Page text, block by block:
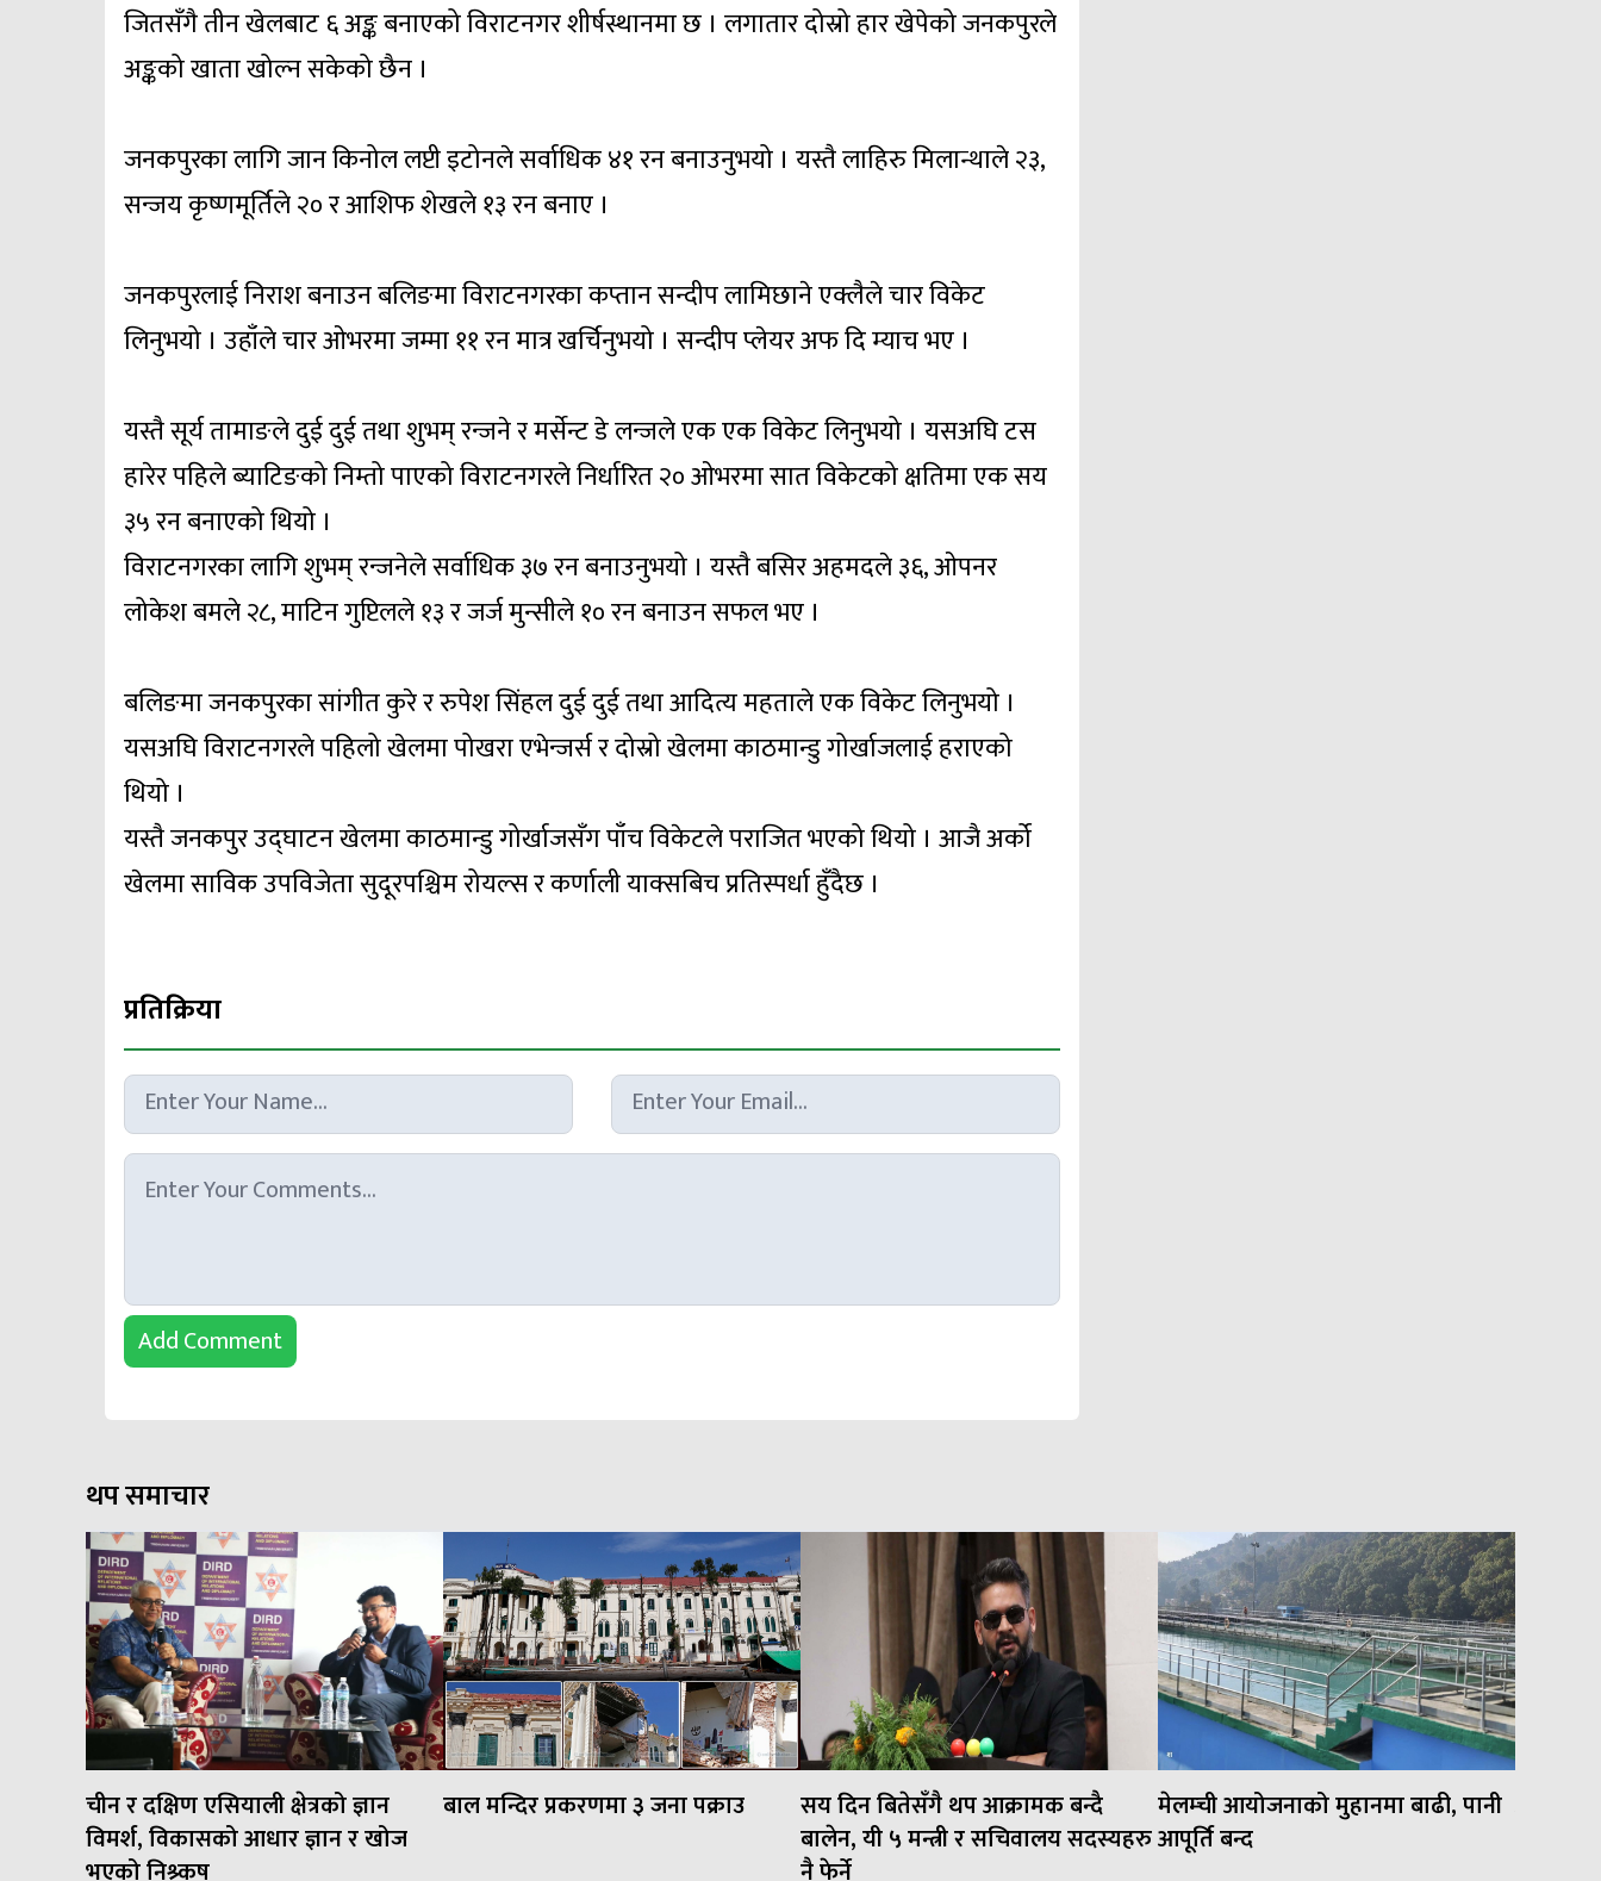
जितसँगै तीन खेलबाट ६ अङ्क बनाएको विराटनगर शीर्षस्थानमा छ । लगातार दोस्रो हार खेपेको जनकपुरले
अङ्कको खाता खोल्न सकेको छैन ।
जनकपुरका लागि जान किनोल लप्टी इटोनले सर्वाधिक ४१ रन बनाउनुभयो । यस्तै लाहिरु मिलान्थाले २३,
सन्जय कृष्णमूर्तिले २० र आशिफ शेखले १३ रन बनाए ।
जनकपुरलाई निराश बनाउन बलिङमा विराटनगरका कप्तान सन्दीप लामिछाने एक्लैले चार विकेट
लिनुभयो । उहाँले चार ओभरमा जम्मा ११ रन मात्र खर्चिनुभयो । सन्दीप प्लेयर अफ दि म्याच भए ।
यस्तै सूर्य तामाङले दुई दुई तथा शुभम् रन्जने र मर्सेन्ट डे लन्जले एक एक विकेट लिनुभयो । यसअघि टस
हारेर पहिले ब्याटिङको निम्तो पाएको विराटनगरले निर्धारित २० ओभरमा सात विकेटको क्षतिमा एक सय
३५ रन बनाएको थियो ।
विराटनगरका लागि शुभम् रन्जनेले सर्वाधिक ३७ रन बनाउनुभयो । यस्तै बसिर अहमदले ३६, ओपनर
लोकेश बमले २८, माटिन गुप्टिलले १३ र जर्ज मुन्सीले १० रन बनाउन सफल भए ।
बलिङमा जनकपुरका सांगीत कुरे र रुपेश सिंहल दुई दुई तथा आदित्य महताले एक विकेट लिनुभयो ।
यसअघि विराटनगरले पहिलो खेलमा पोखरा एभेन्जर्स र दोस्रो खेलमा काठमान्डु गोर्खाजलाई हराएको
थियो ।
यस्तै जनकपुर उद्घाटन खेलमा काठमान्डु गोर्खाजसँग पाँच विकेटले पराजित भएको थियो । आजै अर्को
खेलमा साविक उपविजेता सुदूरपश्चिम रोयल्स र कर्णाली याक्सबिच प्रतिस्पर्धा हुँदैछ ।
प्रतिक्रिया
Add Comment
थप समाचार
चीन र दक्षिण एसियाली क्षेत्रको ज्ञान
विमर्श, विकासको आधार ज्ञान र खोज
भएको निश्र्कष
बाल मन्दिर प्रकरणमा ३ जना पक्राउ
सय दिन बितेसँगै थप आक्रामक बन्दै
बालेन, यी ५ मन्त्री र सचिवालय सदस्यहरु
नै फेर्ने
मेलम्ची आयोजनाको मुहानमा बाढी, पानी
आपूर्ति बन्द